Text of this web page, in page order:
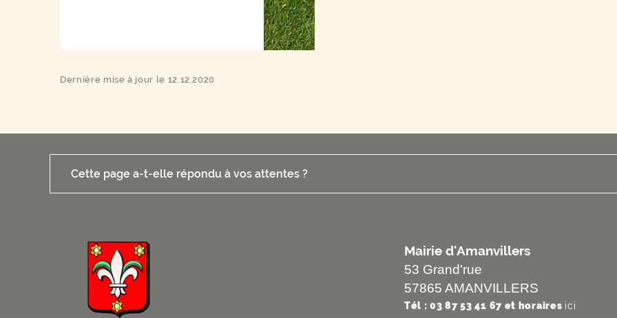
Dernière mise à jour le 12.12.2020
Cette page a-t-elle répondu à vos attentes ?
Mairie d'Amanvillers
53 Grand'rue
57865 AMANVILLERS
Tél : 03 87 53 41 67 et horaires ici